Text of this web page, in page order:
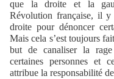
que la droite et la
Révolution française, il y
droite pour dénoncer
Mais cela s’est toujours
but de canaliser la
certaines personnes et
attribue la responsabilité